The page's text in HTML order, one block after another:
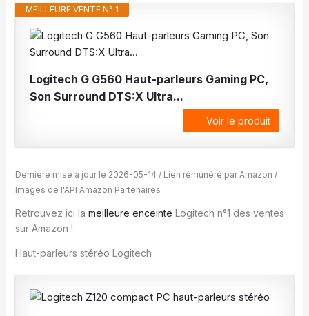
MEILLEURE VENTE N° 1
Logitech G G560 Haut-parleurs Gaming PC,
Son Surround DTS:X Ultra...
Voir le produit
Dernière mise à jour le 2026-05-14 / Lien rémunéré par Amazon /
Images de l'API Amazon Partenaires
Retrouvez ici la meilleure enceinte Logitech n°1 des ventes
sur Amazon !
Haut-parleurs stéréo Logitech